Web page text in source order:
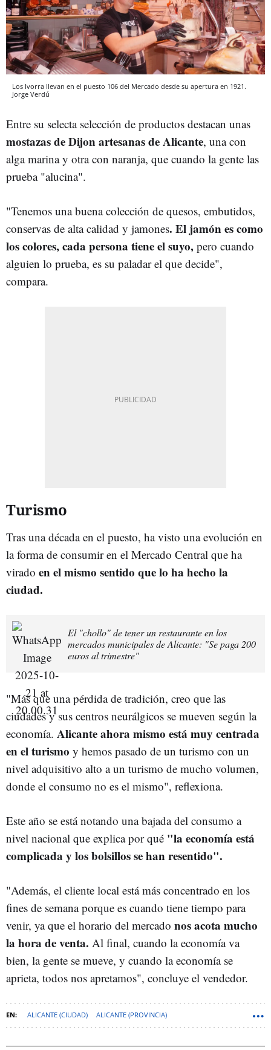
Los Ivorra llevan en el puesto 106 del Mercado desde su apertura en 1921.
Jorge Verdú
Entre su selecta selección de productos destacan unas
mostazas de Dijon artesanas de Alicante, una con
alga marina y otra con naranja, que cuando la gente las
prueba "alucina".
"Tenemos una buena colección de quesos, embutidos,
conservas de alta calidad y jamones. El jamón es como
los colores, cada persona tiene el suyo, pero cuando
alguien lo prueba, es su paladar el que decide",
compara.
Turismo
Tras una década en el puesto, ha visto una evolución en
la forma de consumir en el Mercado Central que ha
virado en el mismo sentido que lo ha hecho la
ciudad.
El "chollo" de tener un restaurante en los
mercados municipales de Alicante: "Se paga 200
euros al trimestre"
"Más que una pérdida de tradición, creo que las
ciudades y sus centros neurálgicos se mueven según la
economía. Alicante ahora mismo está muy centrada
en el turismo y hemos pasado de un turismo con un
nivel adquisitivo alto a un turismo de mucho volumen,
donde el consumo no es el mismo", reflexiona.
Este año se está notando una bajada del consumo a
nivel nacional que explica por qué "la economía está
complicada y los bolsillos se han resentido".
"Además, el cliente local está más concentrado en los
fines de semana porque es cuando tiene tiempo para
venir, ya que el horario del mercado nos acota mucho
la hora de venta. Al final, cuando la economía va
bien, la gente se mueve, y cuando la economía se
aprieta, todos nos apretamos", concluye el vendedor.
ALICANTE (CIUDAD) ALICANTE (PROVINCIA)